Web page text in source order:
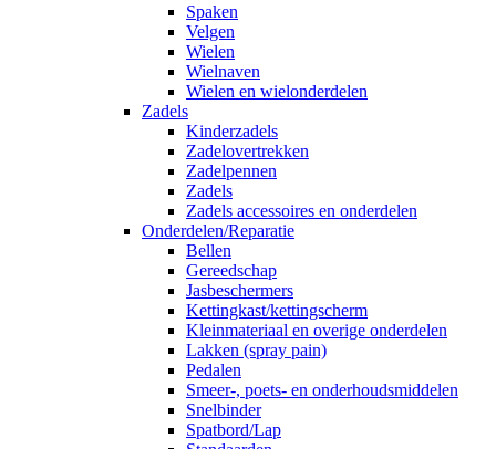
Spaken
Velgen
Wielen
Wielnaven
Wielen en wielonderdelen
Zadels
Kinderzadels
Zadelovertrekken
Zadelpennen
Zadels
Zadels accessoires en onderdelen
Onderdelen/Reparatie
Bellen
Gereedschap
Jasbeschermers
Kettingkast/kettingscherm
Kleinmateriaal en overige onderdelen
Lakken (spray pain)
Pedalen
Smeer-, poets- en onderhoudsmiddelen
Snelbinder
Spatbord/Lap